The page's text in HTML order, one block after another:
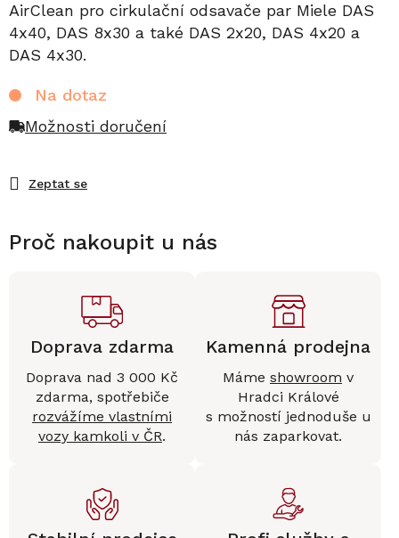
AirClean pro cirkulační odsavače par Miele DAS
4x40, DAS 8x30 a také DAS 2x20, DAS 4x20 a
DAS 4x30.
Zeptat se
Na dotaz
Možnosti doručení
Proč nakoupit u nás
Doprava zdarma
Doprava nad 3 000 Kč
zdarma, spotřebiče
rozvážíme vlastními
vozy kamkoli v ČR.
Kamenná prodejna
Máme showroom v
Hradci Králové
s možností jednoduše u
nás zaparkovat.